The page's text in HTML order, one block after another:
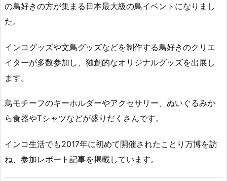
の鳥好きの方が集まる日本最大級の鳥イベントになりまし
た。
インコグッズや文鳥グッズなどを制作する鳥好きのクリエ
イターが多数参加し、独創的なオリジナルグッズを出展し
ます。
鳥モチーフのキーホルダーやアクセサリー、ぬいぐるみか
ら食器やTシャツなどが盛りだくさんです。
インコ生活でも2017年に初めて開催されたことり万博を訪
ね、参加レポート記事を掲載しています。